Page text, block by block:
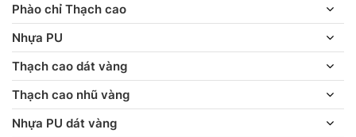
Phào chỉ Thạch cao
Nhựa PU
Thạch cao dát vàng
Thạch cao nhũ vàng
Nhựa PU dát vàng